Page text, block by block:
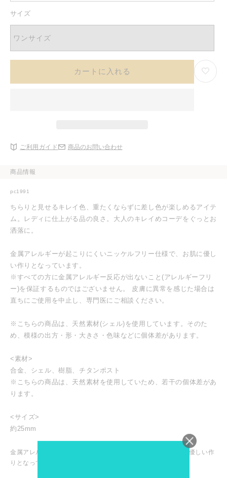
サイズ
ワンサイズ
カートに入れる
ご利用ガイド 商品のお問い合わせ
商品情報
pc1991
ちらりと見せるキレイ色、重たくならずに差し色が楽しめるアイテ
ム。レディに仕上がる品の良さ。大人のキレイめコーデをぐっとお
洒落に。
金属アレルギーが起こりにくいニッケルフリー仕様で、お肌に優し
い作りとなっています。
※すべての方に金属アレルギー反応が出ないこと(アレルギーフリ
ー)を保証するものではございません。 皮膚に異常を感じた場合は
直ちにご使用を中止し、専門医にご相談ください。
※こちらの商品は、天然素材(シェル)を使用しています。そのた
め、模様の出方・形・大きさ・色味などに個体差があります。
<素材>
合金、シェル、樹脂、チタンポスト
※こちらの商品は、天然素材を使用していため、若干の個体差があ
ります。
<サイズ>
約25mm
金属アレルギーが起こりにくいニッケルフリー仕様で、お肌に優しい作
りとなっています。